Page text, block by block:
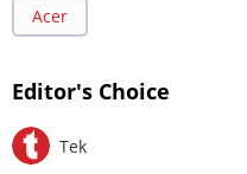
Acer
Editor's Choice
Tek